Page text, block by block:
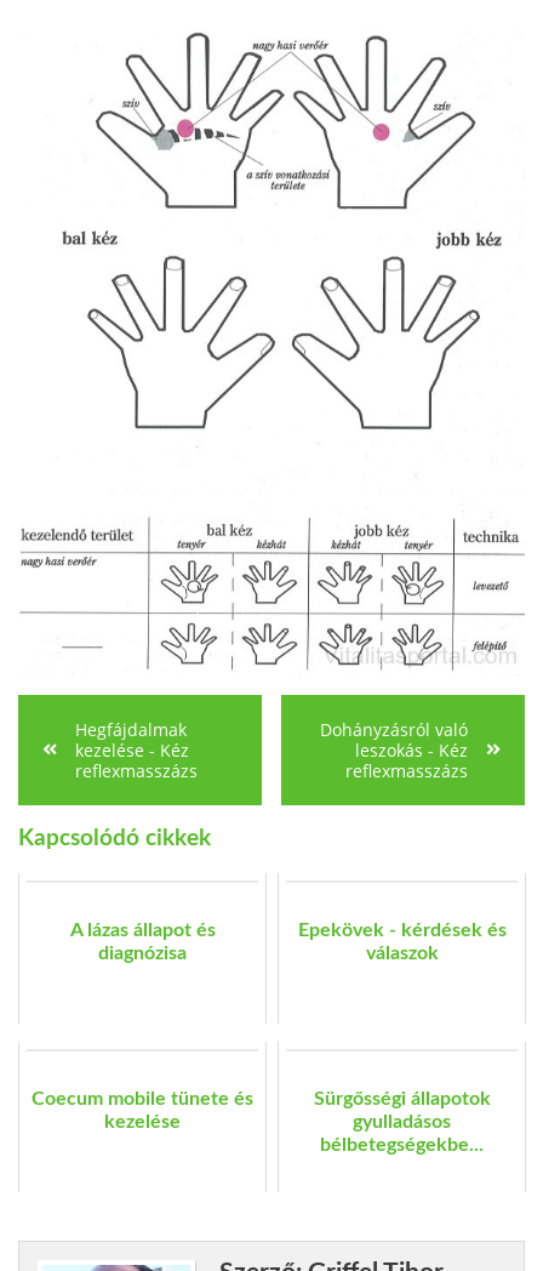
Hegfájdalmak
kezelése - Kéz
reflexmasszázs
Dohányzásról való
leszokás - Kéz
reflexmasszázs
Kapcsolódó cikkek
A lázas állapot és
diagnózisa
Epekövek - kérdések és
válaszok
Coecum mobile tünete és
kezelése
Sürgősségi állapotok
gyulladásos
bélbetegségekbe...